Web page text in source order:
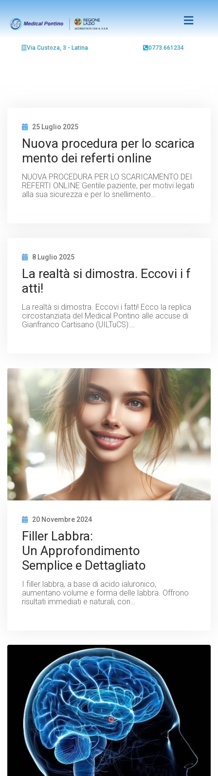
0773.661234
Via Custoza, 3 - Latina
25 Luglio 2025
Nuova procedura per lo scarica
mento dei referti online
NUOVA PROCEDURA PER LO SCARICAMENTO DEI
REFERTI ONLINE Gentile paziente, per motivi legati
alla sua sicurezza e per lo snellimento…
8 Luglio 2025
La realtà si dimostra. Eccovi i f
atti!
La realtà si dimostra. Eccovi i fatti! Ecco la replica
circostanziata del Medical Pontino alle accuse di
Gianfranco Cartisano (UILTuCS):…
20 Novembre 2024
Filler Labbra:
Un Approfondimento
Semplice e Dettagliato
I filler labbra, a base di acido ialuronico,
aumentano volume e forma delle labbra. Offrono
risultati immediati e naturali, con…